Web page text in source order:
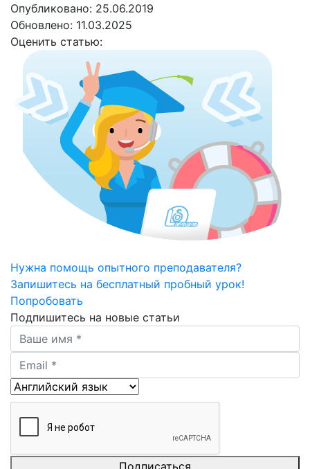
Опубликовано: 25.06.2019
Обновлено: 11.03.2025
Оценить статью:
Нужна помощь опытного преподавателя?
Запишитесь на бесплатный пробный урок!
Попробовать
Подпишитесь на новые статьи
Подписаться